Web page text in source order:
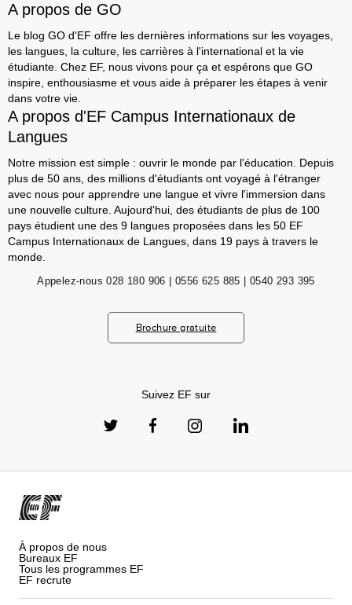
A propos de GO
Le blog GO d'EF offre les dernières informations sur les voyages,
les langues, la culture, les carrières à l'international et la vie
étudiante. Chez EF, nous vivons pour ça et espérons que GO
inspire, enthousiasme et vous aide à préparer les étapes à venir
dans votre vie.
A propos d'EF Campus Internationaux de
Langues
Notre mission est simple : ouvrir le monde par l'éducation. Depuis
plus de 50 ans, des millions d'étudiants ont voyagé à l'étranger
avec nous pour apprendre une langue et vivre l'immersion dans
une nouvelle culture. Aujourd'hui, des étudiants de plus de 100
pays étudient une des 9 langues proposées dans les 50 EF
Campus Internationaux de Langues, dans 19 pays à travers le
monde.
Appelez-nous 028 180 906 | 0556 625 885 | 0540 293 395
Brochure gratuite
Suivez EF sur
À propos de nous
Bureaux EF
Tous les programmes EF
EF recrute